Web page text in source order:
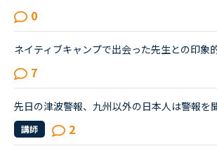
0
7
講師 2